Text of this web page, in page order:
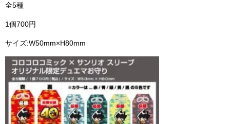
全5種
1個700円
サイズ:W50mm×H80mm